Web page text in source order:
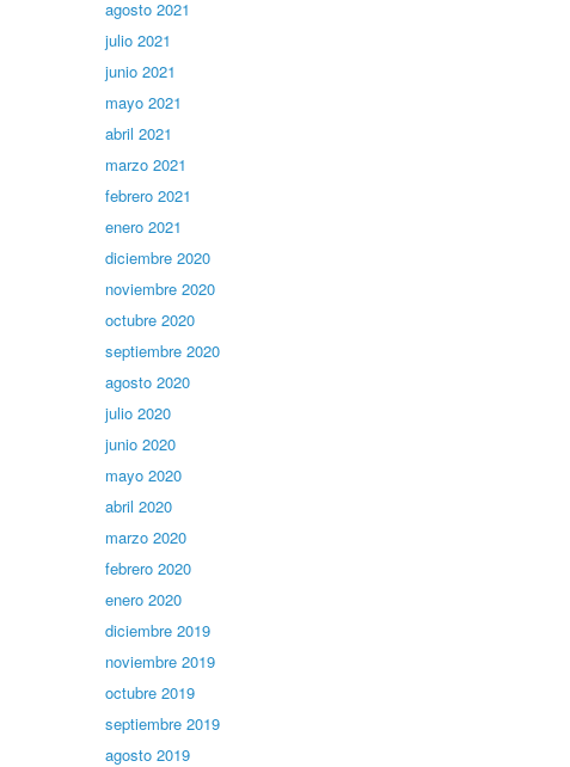
agosto 2021
julio 2021
junio 2021
mayo 2021
abril 2021
marzo 2021
febrero 2021
enero 2021
diciembre 2020
noviembre 2020
octubre 2020
septiembre 2020
agosto 2020
julio 2020
junio 2020
mayo 2020
abril 2020
marzo 2020
febrero 2020
enero 2020
diciembre 2019
noviembre 2019
octubre 2019
septiembre 2019
agosto 2019